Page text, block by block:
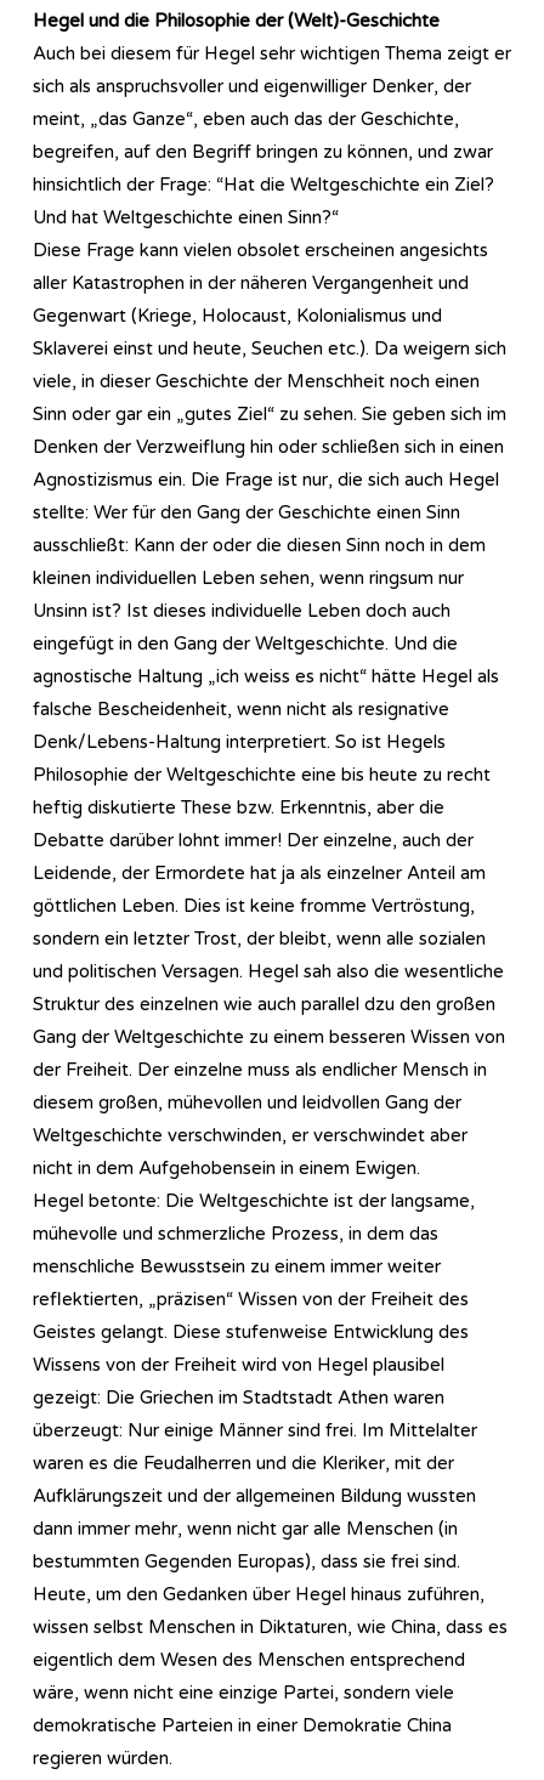
Hegel und die Philosophie der (Welt)-Geschichte
Auch bei diesem für Hegel sehr wichtigen Thema zeigt er
sich als anspruchsvoller und eigenwilliger Denker, der
meint, „das Ganze“, eben auch das der Geschichte,
begreifen, auf den Begriff bringen zu können, und zwar
hinsichtlich der Frage: “Hat die Weltgeschichte ein Ziel?
Und hat Weltgeschichte einen Sinn?“
Diese Frage kann vielen obsolet erscheinen angesichts
aller Katastrophen in der näheren Vergangenheit und
Gegenwart (Kriege, Holocaust, Kolonialismus und
Sklaverei einst und heute, Seuchen etc.). Da weigern sich
viele, in dieser Geschichte der Menschheit noch einen
Sinn oder gar ein „gutes Ziel“ zu sehen. Sie geben sich im
Denken der Verzweiflung hin oder schließen sich in einen
Agnostizismus ein. Die Frage ist nur, die sich auch Hegel
stellte: Wer für den Gang der Geschichte einen Sinn
ausschließt: Kann der oder die diesen Sinn noch in dem
kleinen individuellen Leben sehen, wenn ringsum nur
Unsinn ist? Ist dieses individuelle Leben doch auch
eingefügt in den Gang der Weltgeschichte. Und die
agnostische Haltung „ich weiss es nicht“ hätte Hegel als
falsche Bescheidenheit, wenn nicht als resignative
Denk/Lebens-Haltung interpretiert. So ist Hegels
Philosophie der Weltgeschichte eine bis heute zu recht
heftig diskutierte These bzw. Erkenntnis, aber die
Debatte darüber lohnt immer! Der einzelne, auch der
Leidende, der Ermordete hat ja als einzelner Anteil am
göttlichen Leben. Dies ist keine fromme Vertröstung,
sondern ein letzter Trost, der bleibt, wenn alle sozialen
und politischen Versagen. Hegel sah also die wesentliche
Struktur des einzelnen wie auch parallel dzu den großen
Gang der Weltgeschichte zu einem besseren Wissen von
der Freiheit. Der einzelne muss als endlicher Mensch in
diesem großen, mühevollen und leidvollen Gang der
Weltgeschichte verschwinden, er verschwindet aber
nicht in dem Aufgehobensein in einem Ewigen.
Hegel betonte: Die Weltgeschichte ist der langsame,
mühevolle und schmerzliche Prozess, in dem das
menschliche Bewusstsein zu einem immer weiter
reflektierten, „präzisen“ Wissen von der Freiheit des
Geistes gelangt. Diese stufenweise Entwicklung des
Wissens von der Freiheit wird von Hegel plausibel
gezeigt: Die Griechen im Stadtstadt Athen waren
überzeugt: Nur einige Männer sind frei. Im Mittelalter
waren es die Feudalherren und die Kleriker, mit der
Aufklärungszeit und der allgemeinen Bildung wussten
dann immer mehr, wenn nicht gar alle Menschen (in
bestummten Gegenden Europas), dass sie frei sind.
Heute, um den Gedanken über Hegel hinaus zuführen,
wissen selbst Menschen in Diktaturen, wie China, dass es
eigentlich dem Wesen des Menschen entsprechend
wäre, wenn nicht eine einzige Partei, sondern viele
demokratische Parteien in einer Demokratie China
regieren würden.